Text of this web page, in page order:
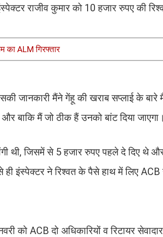
राजीव कुमार को 10 हजार रुपए की
का ALM गिरफ्तार
जानकारी मैंने गेंहू की खराब सप्लाई के बारे
बाकि मैं जो ठीक हैं उनको बांट दिया जाएगा।
थी, जिसमें से 5 हजार रुपए पहले दे दिए थे
इंस्पेक्टर ने रिश्वत के पैसे हाथ में लिए
को ACB दो अधिकारियों व रिटायर